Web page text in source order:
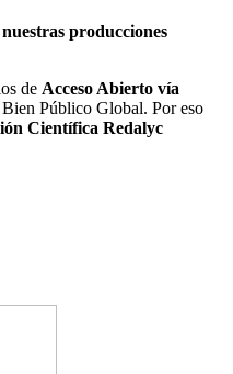
producciones
de Acceso Abierto vía
Público Global. Por eso
Científica Redalyc